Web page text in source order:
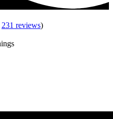
231 reviews)